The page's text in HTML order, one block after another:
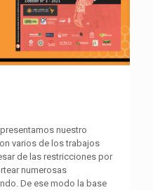
nuestro
varios de los trabajos
de las restricciones por
numerosas
De ese modo la base